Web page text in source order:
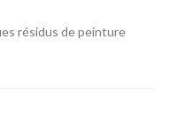
résidus de peinture